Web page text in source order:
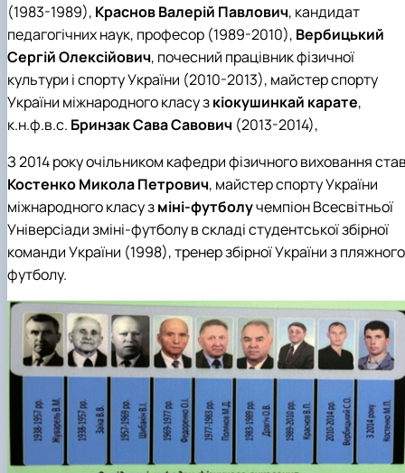
(1983-1989), Краснов Валерій Павлович, кандидат
педагогічних наук, професор (1989-2010), Вербицький
Сергій Олексійович, почесний працівник фізичної
культури і спорту України (2010-2013), майстер спорту
України міжнародного класу зкіокушинкай карате,
к.н.ф.в.с. Бринзак Сава Савович (2013-2014),
З 2014 року очільником кафедри фізичного виховання
Костенко Микола Петрович, майстер спорту України
міжнародного класу зміні-футболучемпіон Всесвітньої
Універсіади зміні-футболу в складі студентської збірної
команди України (1998), тренер збірної України з пляжного
футболу.